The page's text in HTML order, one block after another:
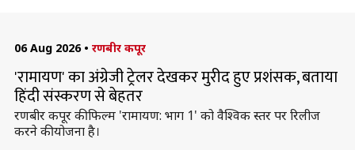
06 Aug 2026 • रणबीर कपूर
'रामायण' का अंग्रेजी ट्रेलर देखकर मुरीद हुए प्रशंसक, बताया
हिंदी संस्करण से बेहतर
रणबीर कपूर की फिल्म 'रामायण: भाग 1' को वैश्विक स्तर पर रिलीज
करने की योजना है।